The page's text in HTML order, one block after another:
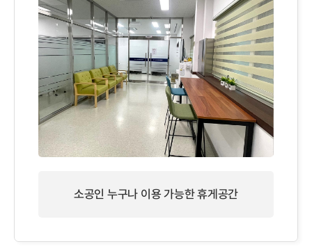
소공인 누구나 이용 가능한 휴게공간